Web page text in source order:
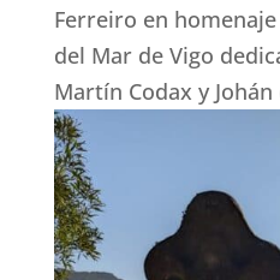
Ferreiro en
del Mar de Vigo
Martín Codax y Johán